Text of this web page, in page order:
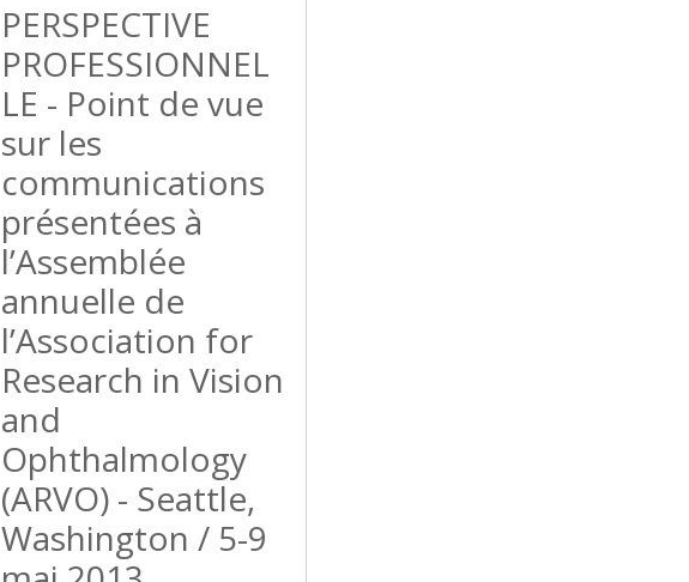
PERSPECTIVE
PROFESSIONNEL
LE - Point de vue
sur les
communications
présentées à
l’Assemblée
annuelle de
l’Association for
Research in Vision
and
Ophthalmology
(ARVO) - Seattle,
Washington / 5-9